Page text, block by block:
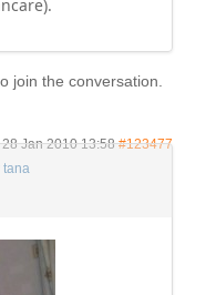
join the conversation.
28 Jan 2010 13:58 #123477
tana